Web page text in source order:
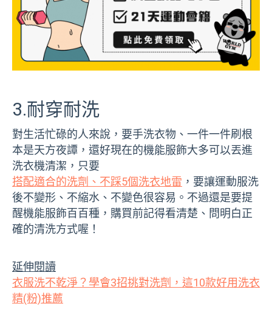
3.耐穿耐洗
對生活忙碌的人來說，要手洗衣物、一件一件刷根
本是天方夜譚，還好現在的機能服飾大多可以丟進
洗衣機清潔，只要
搭配適合的洗劑、不踩5個洗衣地雷 ，要讓運動服洗
後不變形、不縮水、不變色很容易。不過還是要提
醒機能服飾百百種，購買前記得看清楚、問明白正
確的清洗方式喔！
延伸閱讀
衣服洗不乾淨？學會3招挑對洗劑，這10款好用洗衣
精(粉)推薦